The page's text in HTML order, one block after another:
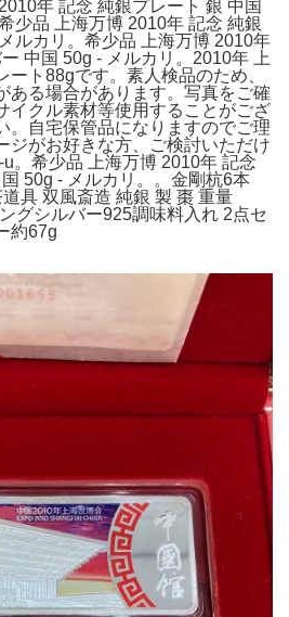
年 記念 純銀プレート 銀 中国
少品 上海万博 2010年 記念 純銀
ルカリ。希少品 上海万博 2010年
中国 50g - メルカリ。2010年 上
ト88gです。素人検品のため、
ある場合があります。写真をご確
イクル素材等使用することがござ
。自宅保管品になりますのでご理
ジがお好きな方、ご検討いただけ
。希少品 上海万博 2010年 記念
50g - メルカリ。。金剛杭6本
具 双風斎造 純銀 製 棗 重量
グシルバー925調味料入れ 2点セ
約67g